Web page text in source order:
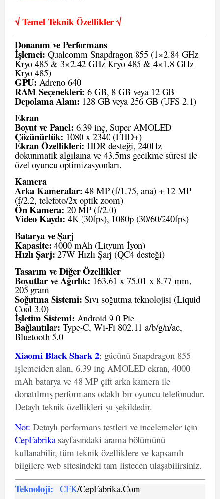
√ Temel Teknik Özellikler √
Donanım ve Performans
İşlemci: Qualcomm Snapdragon 855 (1×2.84 GHz
Kryo 485 & 3×2.42 GHz Kryo 485 & 4×1.8 GHz
Kryo 485)
GPU: Adreno 640
RAM Seçenekleri: 6 GB, 8 GB veya 12 GB
Depolama Alanı: 128 GB veya 256 GB (UFS 2.1)
Ekran
Boyut ve Panel: 6.39 inç, Super AMOLED
Çözünürlük: 1080 x 2340 (FHD+)
Ekran Özellikleri: HDR desteği, 240Hz
dokunmatik algılama ve 43.5ms gecikme süresi ile
özel oyuncu optimizasyonları.
Kamera
Arka Kameralar: 48 MP (f/1.75, ana) + 12 MP
(f/2.2, telefoto/2x optik zoom)
Ön Kamera: 20 MP (f/2.0)
Video Kaydı: 4K (30fps), 1080p (30/60/240fps)
Batarya ve Şarj
Kapasite: 4000 mAh (Lityum İyon)
Hızlı Şarj: 27W Hızlı Şarj (QC4 desteği)
Tasarım ve Diğer Özellikler
Boyutlar ve Ağırlık: 163.61 x 75.01 x 8.77 mm,
205 gram
Soğutma Sistemi: Sıvı soğutma teknolojisi (Liquid
Cool 3.0)
İşletim Sistemi: Android 9.0 Pie
Bağlantılar: Type-C, Wi-Fi 802.11 a/b/g/n/ac,
Bluetooth 5.0
Xiaomi Black Shark 2; gücünü Snapdragon 855
işlemciden alan, 6.39 inç AMOLED ekran, 4000
mAh batarya ve 48 MP çift arka kamera ile
donatılmış performans odaklı bir oyuncu telefonudur.
Detaylı teknik özellikleri şu şekildedir.
Not: Detaylı performans testleri ve incelemeler için
CepFabrika sayfasındaki arama bölümünü
kullanabilir, tüm teknik özelliklere ve kapsamlı
bilgilere web sitesindeki tam listeden ulaşabilirsiniz.
Teknoloji: CFK/CepFabrika.Com